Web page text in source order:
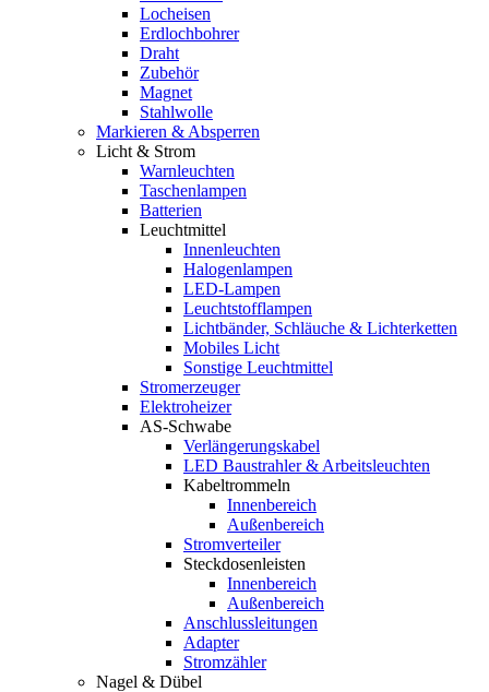
Locheisen
Erdlochbohrer
Draht
Zubehör
Magnet
Stahlwolle
Markieren & Absperren
Licht & Strom
Warnleuchten
Taschenlampen
Batterien
Leuchtmittel
Innenleuchten
Halogenlampen
LED-Lampen
Leuchtstofflampen
Lichtbänder, Schläuche & Lichterketten
Mobiles Licht
Sonstige Leuchtmittel
Stromerzeuger
Elektroheizer
AS-Schwabe
Verlängerungskabel
LED Baustrahler & Arbeitsleuchten
Kabeltrommeln
Innenbereich
Außenbereich
Stromverteiler
Steckdosenleisten
Innenbereich
Außenbereich
Anschlussleitungen
Adapter
Stromzähler
Nagel & Dübel